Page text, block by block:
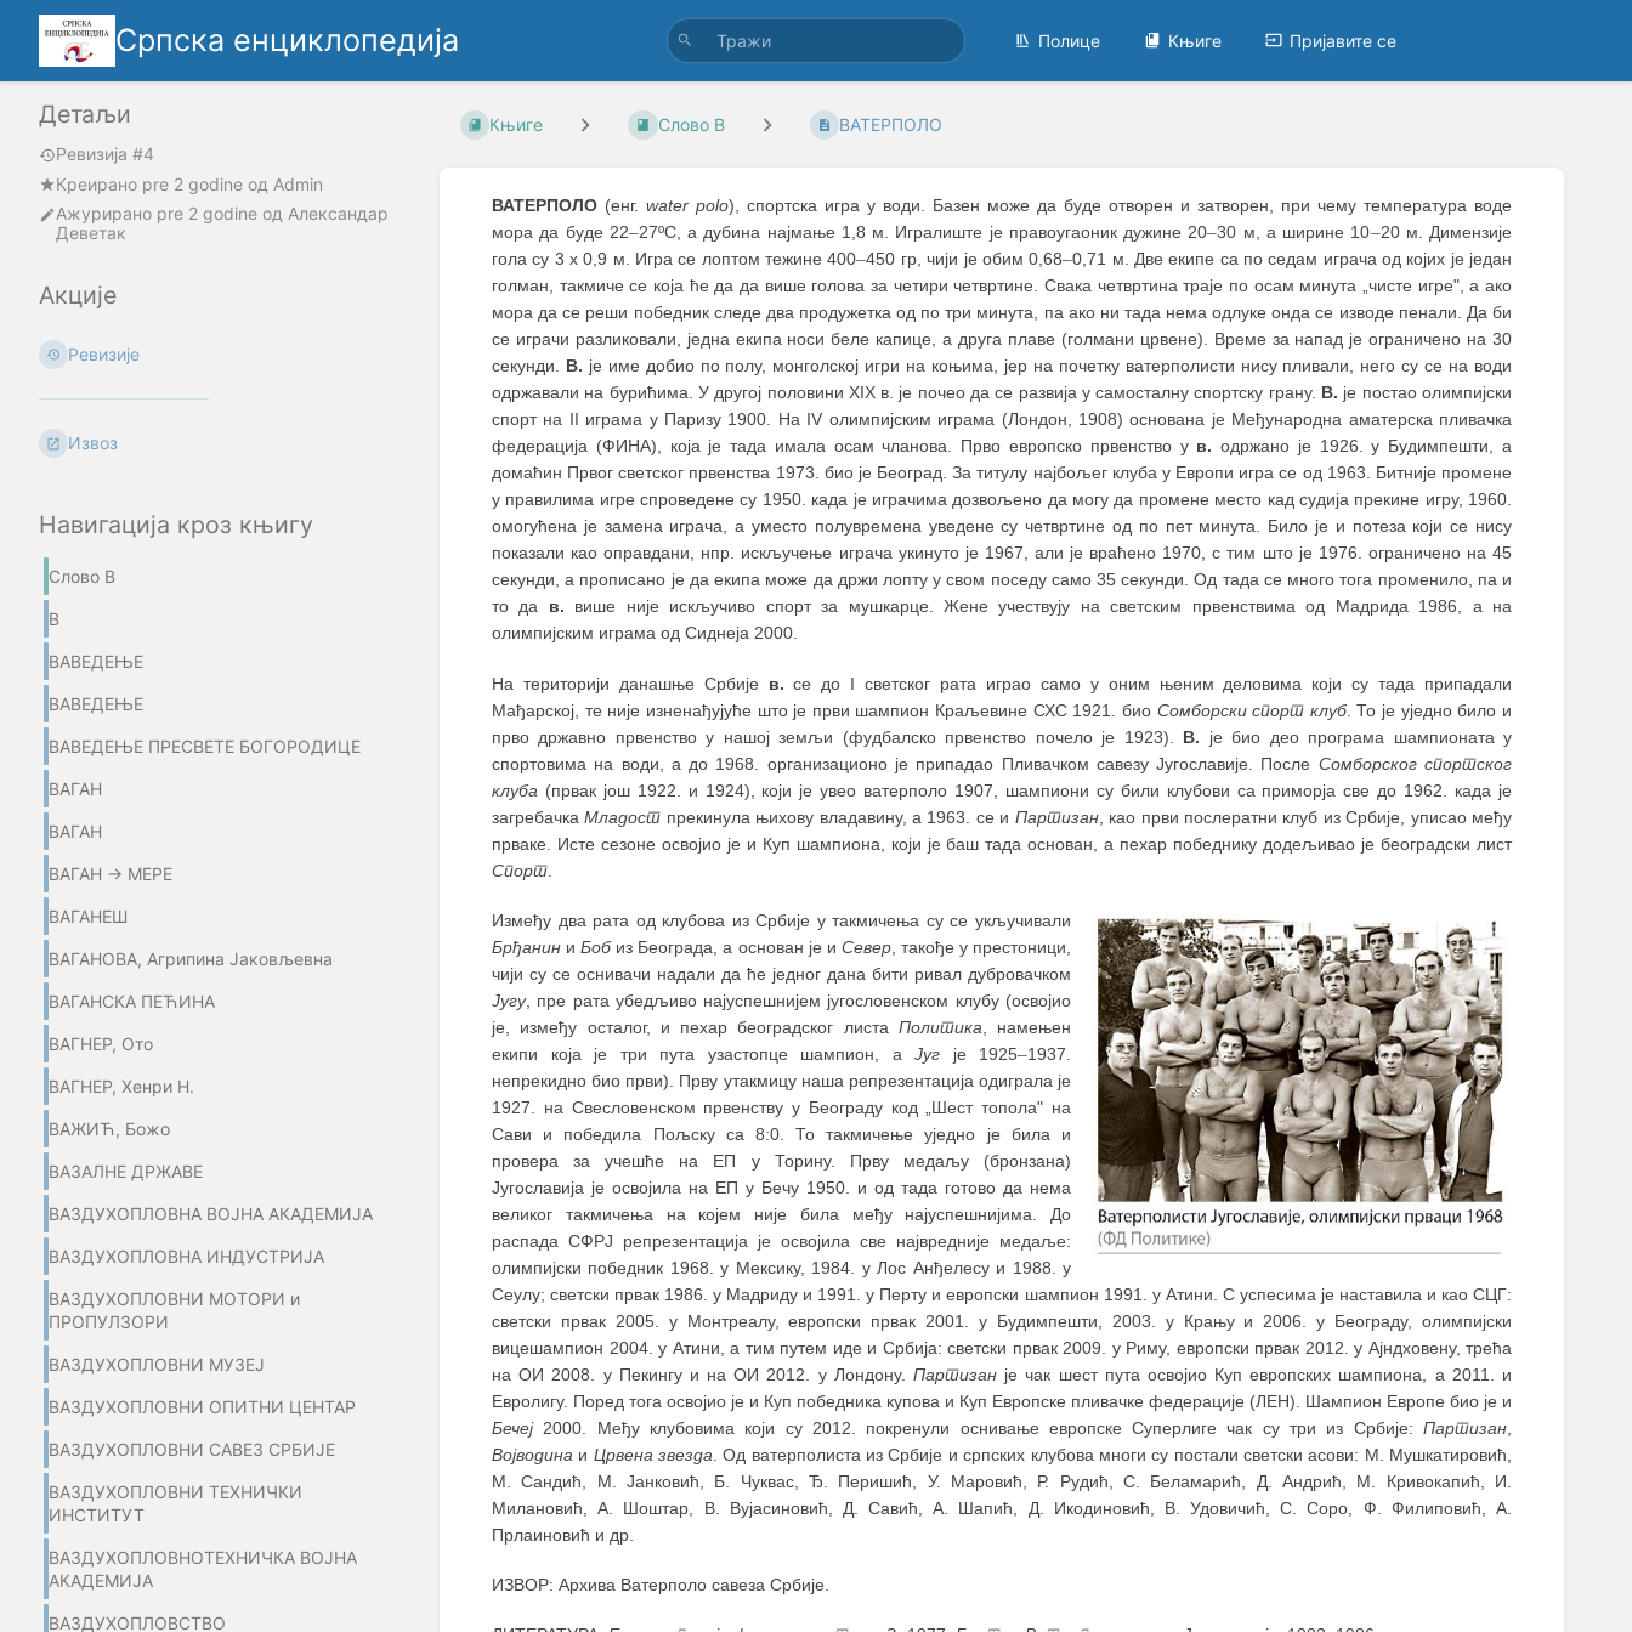
Српска енциклопедија Полице Књиге Пријавите се
Детаљи
Ревизија #4
Креирано pre 2 godine oд Admin
Ажурирано pre 2 godine од Александар
Деветак
Акције
Ревизије
Извоз
Навигација кроз књигу
Слово В
В
ВАВЕДЕЊЕ
ВАВЕДЕЊЕ
ВАВЕДЕЊЕ ПРЕСВЕТЕ БОГОРОДИЦЕ
ВАГАН
ВАГАН
ВАГАН → МЕРЕ
ВАГАНЕШ
ВАГАНОВА, Агрипина Јаковљевна
ВАГАНСКА ПЕЋИНА
ВАГНЕР, Ото
ВАГНЕР, Хенри Н.
ВАЖИЋ, Божо
ВАЗАЛНЕ ДРЖАВЕ
ВАЗДУХОПЛОВНА ВОЈНА АКАДЕМИЈА
ВАЗДУХОПЛОВНА ИНДУСТРИЈА
ВАЗДУХОПЛОВНИ МОТОРИ и
ПРОПУЛЗОРИ
ВАЗДУХОПЛОВНИ МУЗЕЈ
ВАЗДУХОПЛОВНИ ОПИТНИ ЦЕНТАР
ВАЗДУХОПЛОВНИ САВЕЗ СРБИЈЕ
ВАЗДУХОПЛОВНИ ТЕХНИЧКИ
ИНСТИТУТ
ВАЗДУХОПЛОВНОТЕХНИЧКА ВОЈНА
АКАДЕМИЈА
ВАЗДУХОПЛОВСТВО
Књиге Слово В ВАТЕРПОЛО
ВАТЕРПОЛО (енг. water polo), спортска игра у води. Базен може да буде отворен и затворен, при чему температура воде
мора да буде 22–27ºС, а дубина најмање 1,8 м. Игралиште је правоугаоник дужине 20–30 м, а ширине 10–20 м. Димензије
гола су 3 х 0,9 м. Игра се лоптом тежине 400–450 гр, чији је обим 0,68–0,71 м. Две екипе са по седам играча од којих је један
голман, такмиче се која ће да да више голова за четири четвртине. Свака четвртина траје по осам минута „чисте игре", а ако
мора да се реши победник следе два продужетка од по три минута, па ако ни тада нема одлуке онда се изводе пенали. Да би
се играчи разликовали, једна екипа носи беле капице, а друга плаве (голмани црвене). Време за напад је ограничено на 30
секунди. В. је име добио по полу, монголској игри на коњима, јер на почетку ватерполисти нису пливали, него су се на води
одржавали на бурићима. У другој половини XIX в. је почео да се развија у самосталну спортску грану. В. је постао олимпијски
спорт на II играма у Паризу 1900. На IV олимпијским играма (Лондон, 1908) основана је Међународна аматерска пливачка
федерација (ФИНА), која је тада имала осам чланова. Прво европско првенство у в. одржано је 1926. у Будимпешти, а
домаћин Првог светског првенства 1973. био је Београд. За титулу најбољег клуба у Европи игра се од 1963. Битније промене
у правилима игре спроведене су 1950. када је играчима дозвољено да могу да промене место кад судија прекине игру, 1960.
омогућена је замена играча, а уместо полувремена уведене су четвртине од по пет минута. Било је и потеза који се нису
показали као оправдани, нпр. искључење играча укинуто је 1967, али је враћено 1970, с тим што је 1976. ограничено на 45
секунди, а прописано је да екипа може да држи лопту у свом поседу само 35 секунди. Од тада се много тога променило, па и
то да в. више није искључиво спорт за мушкарце. Жене учествују на светским првенствима од Мадрида 1986, а на
олимпијским играма од Сиднеја 2000.
На територији данашње Србије в. се до I светског рата играо само у оним њеним деловима који су тада припадали
Мађарској, те није изненађујуће што је први шампион Краљевине СХС 1921. био Сомборски спорт клуб. То је уједно било и
прво државно првенство у нашој земљи (фудбалско првенство почело је 1923). В. је био део програма шампионата у
спортовима на води, а до 1968. организационо је припадао Пливачком савезу Југославије. После Сомборског спортског
клуба (првак још 1922. и 1924), који је увео ватерполо 1907, шампиони су били клубови са приморја све до 1962. када је
загребачкаМладост прекинула њихову владавину, а 1963. се и Партизан, као први послератни клуб из Србије, уписао међу
прваке. Исте сезоне освојио је и Куп шампиона, који је баш тада основан, а пехар победнику додељивао је београдски лист
Спорт
Између два рата од клубова из Србије у такмичења су се укључивали
Брђанин иБобиз Београда, а основан је и Север, такође у престоници,
чији су се оснивачи надали да ће једног дана бити ривал дубровачком
Југу, пре рата убедљиво најуспешнијем југословенском клубу (освојио
је, између осталог, и пехар београдског листа Политика , намењен
екипи која је три пута узастопце шампион, а Југ је 1925–1937.
непрекидно био први). Прву утакмицу наша репрезентација одиграла је
1927. на Свесловенском првенству у Београду код „Шест топола" на
Сави и победила Пољску са 8:0. То такмичење уједно је била и
провера за учешће на ЕП у Торину. Прву медаљу (бронзана)
Југославија је освојила на ЕП у Бечу 1950. и од тада готово да нема
великог такмичења на којем није била међу најуспешнијима. До
распада СФРЈ репрезентација је освојила све највредније медаље:
олимпијски победник 1968. у Мексику, 1984. у Лос Анђелесу и 1988. у
Сеулу; светски првак 1986. у Мадриду и 1991. у Перту и европски шампион 1991. у Атини. С успесима је наставила и као СЦГ:
светски првак 2005. у Монтреалу, европски првак 2001. у Будимпешти, 2003. у Крању и 2006. у Београду, олимпијски
вицешампион 2004. у Атини, а тим путем иде и Србија: светски првак 2009. у Риму, европски првак 2012. у Ајндховену, трећа
на ОИ 2008. у Пекингу и на ОИ 2012. у Лондону. Партизан је чак шест пута освојио Куп европских шампиона, а 2011. и
Евролигу. Поред тога освојио је и Куп победника купова и Куп Европске пливачке федерације (ЛЕН). Шампион Европе био је и
Бечеј2000. Међу клубовима који су 2012. покренули оснивање европске Суперлиге чак су три из Србије: Партизан
Војводина и Црвена звезда . Од ватерполиста из Србије и српских клубова многи су постали светски асови: М. Мушкатировић,
М. Сандић, М. Јанковић, Б. Чуквас, Ђ. Перишић, У. Маровић, Р. Рудић, С. Беламарић, Д. Андрић, М. Кривокапић, И.
Милановић, А. Шоштар, В. Вујасиновић, Д. Савић, А. Шапић, Д. Икодиновић, В. Удовичић, С. Соро, Ф. Филиповић, А.
Прлаиновић и др.
ИЗВОР: Архива Ватерполо савеза Србије.